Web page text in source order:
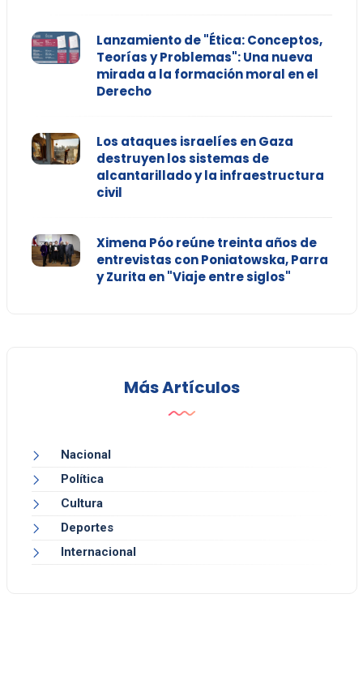
Lanzamiento de "Ética: Conceptos,
Teorías y Problemas": Una nueva
mirada a la formación moral en el
Derecho
Los ataques israelíes en Gaza
destruyen los sistemas de
alcantarillado y la infraestructura
civil
Ximena Póo reúne treinta años de
entrevistas con Poniatowska, Parra
y Zurita en "Viaje entre siglos"
Más Artículos
Nacional
Política
Cultura
Deportes
Internacional